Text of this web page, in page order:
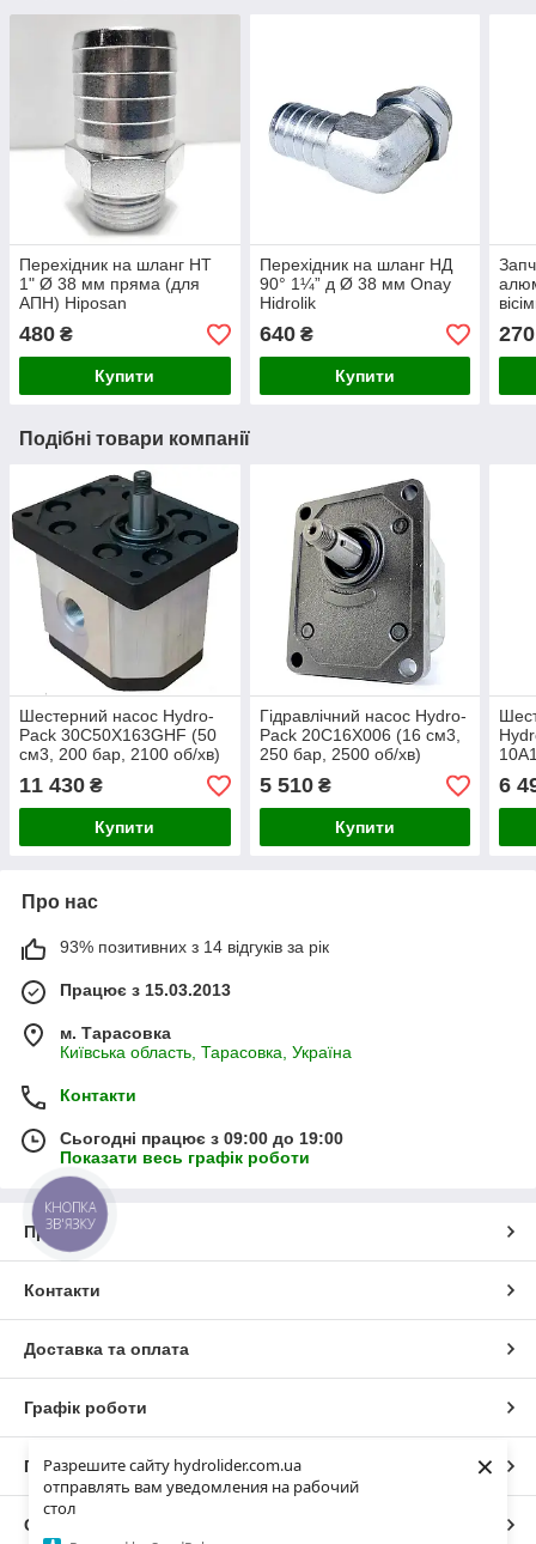
Разрешите сайту hydrolider.com.ua
отправлять вам уведомления на рабочий
стол
×
Перехідник на шланг НТ
1" Ø 38 мм пряма (для
АПН) Hiposan
480 ₴
Купити
Перехідник на шланг НД
90° 1¼” д Ø 38 мм Onay
Hidrolik
640₴
Купити
270
Подібні товари компанії
Шестерний насос Hydro-
Pack 30C50X163GHF (50
см3, 200 бар, 2100 об/хв)
11 430 ₴
Купити
Гідравлічний насос Hydro-
Pack 20C16X006 (16 см3,
250 бар, 2500 об/хв)
5 510₴
Купити
6
Про нас
93% позитивних з 14 відгуків за рік
Працює з 15.03.2013
м. Тарасовка
Київська область, Тарасовка, Україна
Контакти
Сьогодні працює з 09:00 до 19:00
Показати весь графік роботи
Про нас
Контакти
Доставка та оплата
Графік роботи
Повна версія сайту
Сайт створено на маркетплейсі
КНОПКА
ЗВ'ЯЗКУ